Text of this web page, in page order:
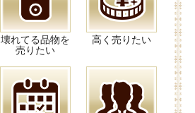
壊れてる品物を
売りたい
高く売りたい